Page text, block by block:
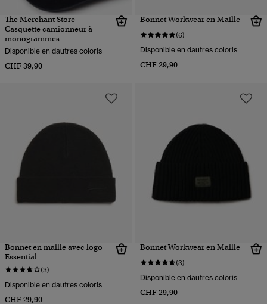
The Merchant Store -
Casquette camionneur à
monogrammes
Disponible en dautres coloris
CHF 39,90
Bonnet Workwear en Maille
(6)
Disponible en dautres coloris
CHF 29,90
Bonnet en maille avec logo
Essential
(3)
Disponible en dautres coloris
CHF 29,90
Bonnet Workwear en Maille
(3)
Disponible en dautres coloris
CHF 29,90